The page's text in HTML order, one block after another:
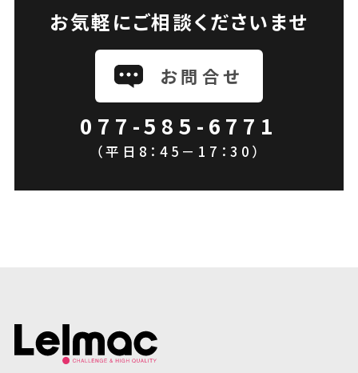
お気軽にご相談くださいませ
お問合せ
077-585-6771
（平日8：45－17：30）